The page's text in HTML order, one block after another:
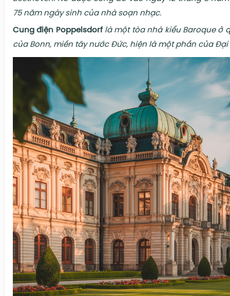
75 năm ngày sinh của nhà soạn nhạc.
Cung điện Poppelsdorf là ​​một tòa nhà kiểu Baroque ở
của Bonn, miền tây nước Đức, hiện là một phần của Đại